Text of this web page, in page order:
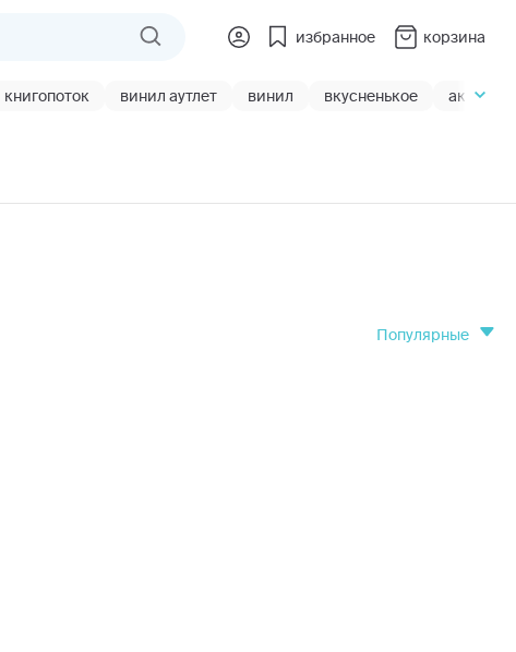
избранное корзина
книгопоток винил аутлет винил вкусненькое акции
популярные